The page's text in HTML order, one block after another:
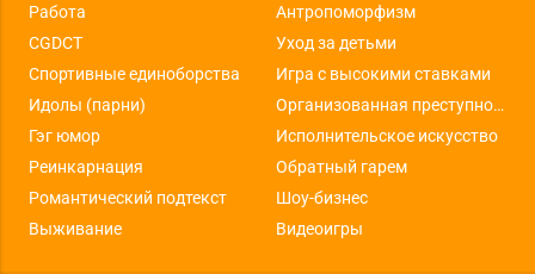
Работа
Антропоморфизм
CGDCT
Уход за детьми
Спортивные единоборства
Игра с высокими ставками
Идолы (парни)
Организованная преступность
Гэг юмор
Исполнительское искусство
Реинкарнация
Обратный гарем
Романтический подтекст
Шоу-бизнес
Выживание
Видеоигры